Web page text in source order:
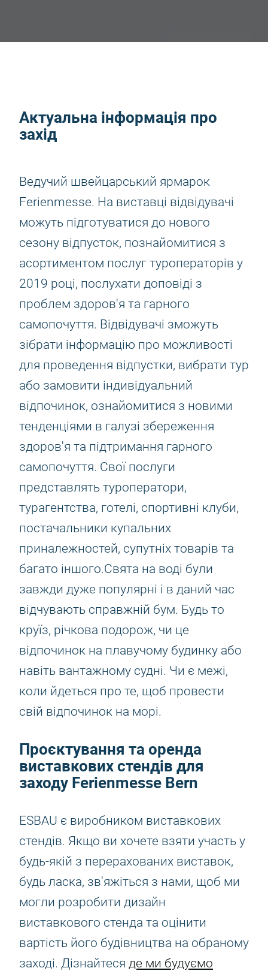
Актуальна інформація про
захід
Ведучий швейцарський ярмарок
Ferienmesse. На виставці відвідувачі
можуть підготуватися до нового
сезону відпусток, познайомитися з
асортиментом послуг туроператорів у
2019 році, послухати доповіді з
проблем здоров'я та гарного
самопочуття. Відвідувачі зможуть
зібрати інформацію про можливості
для проведення відпустки, вибрати тур
або замовити індивідуальний
відпочинок, ознайомитися з новими
тенденціями в галузі збереження
здоров'я та підтримання гарного
самопочуття. Свої послуги
представлять туроператори,
турагентства, готелі, спортивні клуби,
постачальники купальних
приналежностей, супутніх товарів та
багато іншого.Свята на воді були
завжди дуже популярні і в даний час
відчувають справжній бум. Будь то
круїз, річкова подорож, чи це
відпочинок на плавучому будинку або
навіть вантажному судні. Чи є межі,
коли йдеться про те, щоб провести
свій відпочинок на морі.
Проєктування та оренда
виставкових стендів для
заходу Ferienmesse Bern
ESBAU є виробником виставкових
стендів. Якщо ви хочете взяти участь у
будь-якій з перерахованих виставок,
будь ласка, зв'яжіться з нами, щоб ми
могли розробити дизайн
виставкового стенда та оцінити
вартість його будівництва на обраному
заході. Дізнайтеся де ми будуємо